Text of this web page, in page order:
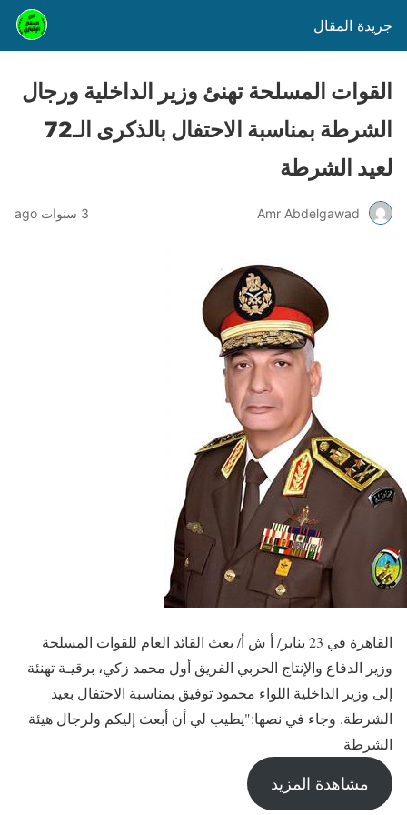
جريدة المقال
القوات المسلحة تهنئ وزير الداخلية ورجال
الشرطة بمناسبة الاحتفال بالذكرى الـ72
لعيد الشرطة
Amr Abdelgawad 3 سنوات ago
القاهرة في 23 يناير/ أ ش أ/ بعث القائد العام للقوات المسلحة
وزير الدفاع والإنتاج الحربي الفريق أول محمد زكي، برقيـة تهنئة
إلى وزير الداخلية اللواء محمود توفيق بمناسبة الاحتفال بعيد
الشرطة. وجاء في نصها:"يطيب لي أن أبعث إليكم ولرجال هيئة
الشرطة
مشاهدة المزيد